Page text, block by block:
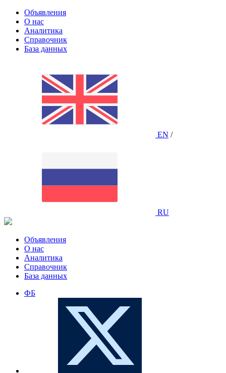
Объявления
О нас
Аналитика
Справочник
База данных
EN /
RU
Объявления
О нас
Аналитика
Справочник
База данных
ФБ